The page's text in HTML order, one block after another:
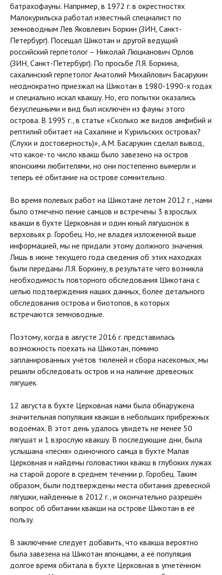
батрахофауны. Например, в 1972 г. в окрестностях
Малокурильска работал известный специалист по
земноводным Лев Яковлевич Боркин (ЗИН, Санкт-
Петербург). Посещал Шикотан и другой ведущий
российский герпетолог – Николай Люцианович Орлов
(ЗИН, Санкт-Петербург). По просьбе Л.Я. Боркина,
сахалинский герпетолог Анатолий Михайлович Басарукин
неоднократно приезжал на Шикотан в 1980-1990-х годах
и специально искал квакшу. Но, его попытки оказались
безуспешными и вид был исключён из фауны этого
острова. В 1995 г., в статье «Сколько же видов амфибий и
рептилий обитает на Сахалине и Курильских островах?
(Слухи и достоверность)», А.М. Басарукин сделал вывод,
что какое-то число квакш было завезено на остров
японскими любителями, но они постепенно вымерли и
теперь её обитание на острове сомнительно.
Во время полевых работ на Шикотане летом 2012 г., нами
было отмечено пение самцов и встречены 3 взрослых
квакши в бухте Церковная и один юный лягушонок в
верховьях р. Горобец. Но, не владея изложенной выше
информацией, мы не придали этому должного значения.
Лишь в июне текущего года сведения об этих находках
были переданы Л.Я. Боркину, в результате чего возникла
необходимость повторного обследования Шикотана с
целью подтверждения наших данных, более детального
обследования острова и биотопов, в которых
встречаются земноводные.
Поэтому, когда в августе 2016 г. представилась
возможность поехать на Шикотан, помимо
запланированных учётов тюленей и сбора насекомых, мы
решили обследовать остров и на наличие древесных
лягушек.
12 августа в бухте Церковная нами была обнаружена
значительная популяция квакши в небольших прибрежных
водоёмах. В этот день удалось увидеть не менее 50
лягушат и 1 взрослую квакшу. В последующие дни, была
услышана «песня» одиночного самца в бухте Малая
Церковная и найдены головастики квакш в глубоких лужах
на старой дороге в среднем течении р. Горобец. Таким
образом, были подтверждены места обитания древесной
лягушки, найденные в 2012 г., и окончательно разрешён
вопрос об обитании квакши на острове Шикотан в её
пользу.
В заключение следует добавить, что квакша вероятно
была завезена на Шикотан японцами, а её популяция
долгое время обитала в бухте Церковная в угнетённом